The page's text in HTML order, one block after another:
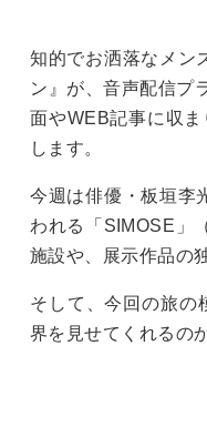
知的でお洒落なメン
ン』が、音声配信プ
面やWEB記事に収
します。
今週は俳優・板垣李
われる「SIMOSE」
施設や、展示作品の
そして、今回の旅の
界を見せてくれるの